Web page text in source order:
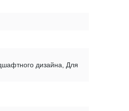
дизайна, Для